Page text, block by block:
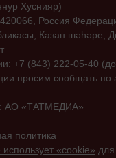
Хуснияр)
Россия
Казан шәһәре,
+7 (843) 222-05-40
просим сообщать по
АО «ТАТМЕДИА»
политика
«cookie» для